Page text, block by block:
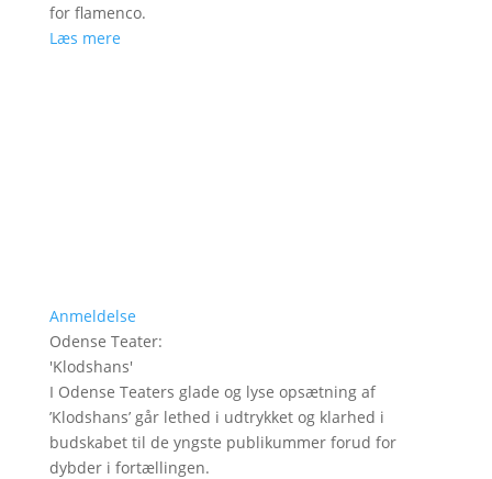
for flamenco.
Læs mere
Anmeldelse
Odense Teater:
'Klodshans'
I Odense Teaters glade og lyse opsætning af
’Klodshans’ går lethed i udtrykket og klarhed i
budskabet til de yngste publikummer forud for
dybder i fortællingen.